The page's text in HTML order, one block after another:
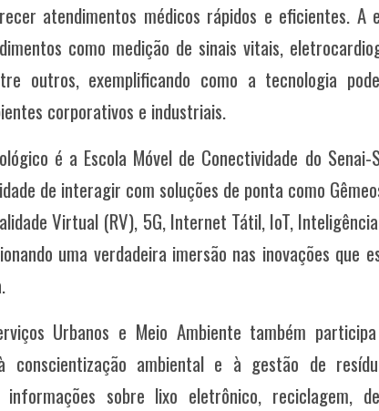
atendimentos médicos rápidos e eficientes. A
como medição de sinais vitais,
outros, exemplificando como a tecnologia
corporativos e industriais.
é a Escola Móvel de Conectividade do Senai-
de interagir com soluções de ponta como
Virtual (RV), 5G, Internet Tátil, IoT,
uma verdadeira imersão nas inovações que
Urbanos e Meio Ambiente também
conscientização ambiental e à gestão de
informações sobre lixo eletrônico, reciclagem,